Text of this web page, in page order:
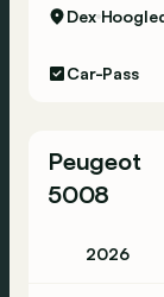
Dex
Car-Pass
Peugeot
5008
2026